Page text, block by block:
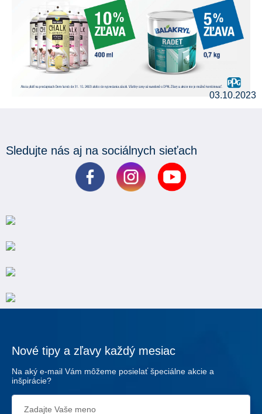
03.10.2023
Sledujte nás aj na sociálnych sieťach
Nové tipy a zľavy každý mesiac
Na aký e-mail Vám môžeme posielať špeciálne akcie a
inšpirácie?